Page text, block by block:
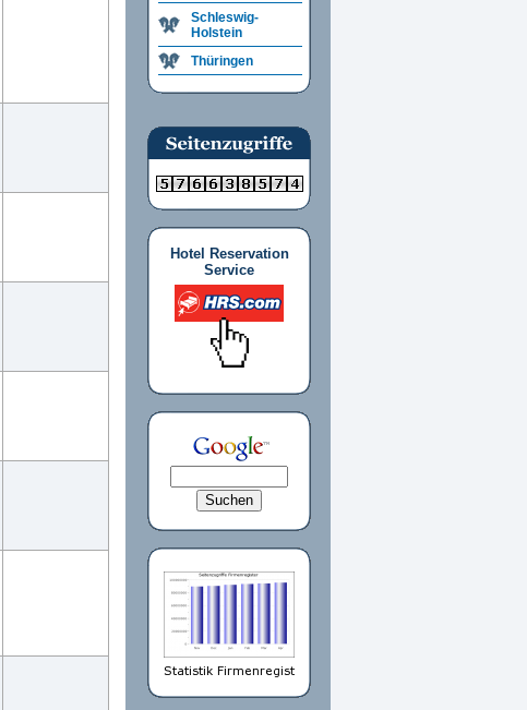
Schleswig-
Holstein
Thüringen
Hotel Reservation
Service